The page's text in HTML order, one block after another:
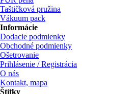
Taštičková pružina
Vákuum pack
Informácie
Dodacie podmienky
Obchodné podmienky
Ošetrovanie
Prihlásenie / Registrácia
O nás
Kontakt, mapa
Štítky